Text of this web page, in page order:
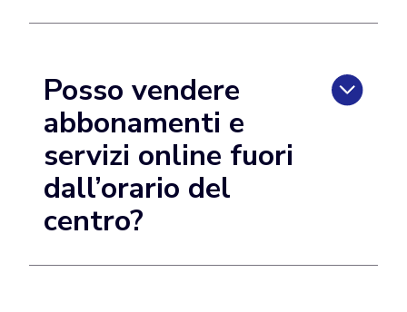
Posso vendere
abbonamenti e
servizi online fuori
dall’orario del
centro?